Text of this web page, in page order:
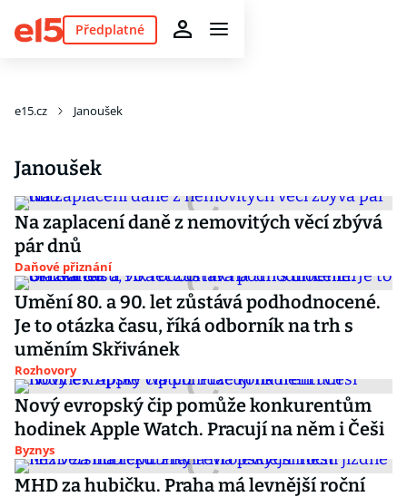
Předplatné
e15.cz Janoušek
Janoušek
Na zaplacení daně z nemovitých věcí zbývá
pár dnů
Daňové přiznání
Umění 80. a 90. let zůstává podhodnocené.
Je to otázka času, říká odborník na trh s
uměním Skřivánek
Rozhovory
Nový evropský čip pomůže konkurentům
hodinek Apple Watch. Pracují na něm i Češi
Byznys
MHD za hubičku. Praha má levnější roční